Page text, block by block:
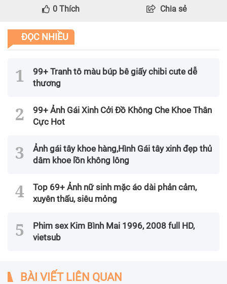
0 Thích Chia sẻ
ĐỌC NHIỀU
99+ Tranh tô màu búp bê giấy chibi cute dễ
thương
99+ Ảnh Gái Xinh Cởi Đồ Không Che Khoe Thân
Cực Hot
Ảnh gái tây khoe hàng,Hình Gái tây xinh đẹp thủ
dâm khoe lồn không lông
Top 69+ Ảnh nữ sinh mặc áo dài phản cảm,
xuyên thấu, siêu mỏng
Phim sex Kim Bình Mai 1996, 2008 full HD,
vietsub
BÀI VIẾT LIÊN QUAN